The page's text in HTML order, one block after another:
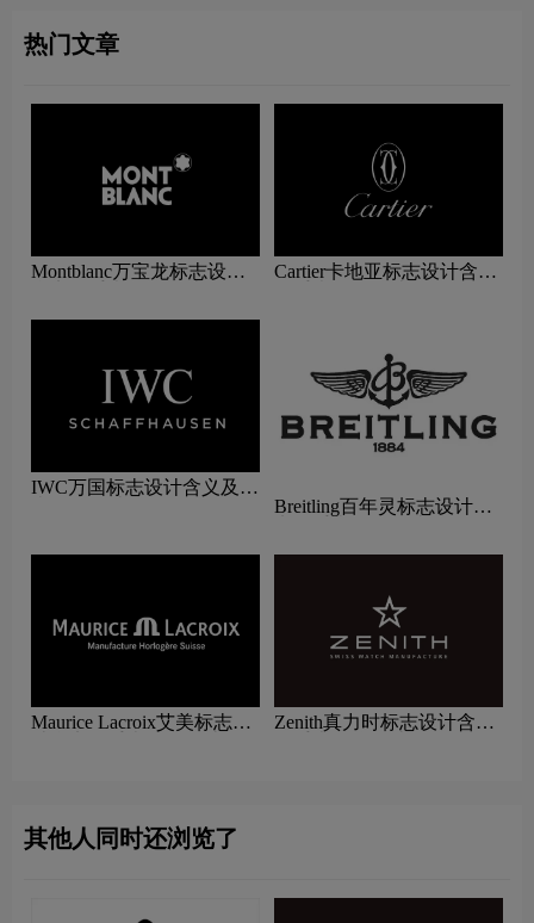
热门文章
Montblanc万宝龙标志设计
Cartier卡地亚标志设计含义
IWC万国标志设计含义及手
Breitling百年灵标志设计含
Maurice Lacroix艾美标志设
Zenith真力时标志设计含义
其他人同时还浏览了